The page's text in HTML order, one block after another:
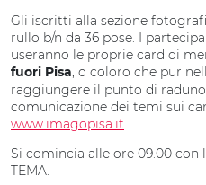
Gli iscritti alla sezione
rullo b/n da 36 pose. I
useranno le proprie card di
fuori Pisa, o coloro che pur
raggiungere il punto di
comunicazione dei temi sui
www.imagopisa.it.
Si comincia alle ore 09.00 con
TEMA.